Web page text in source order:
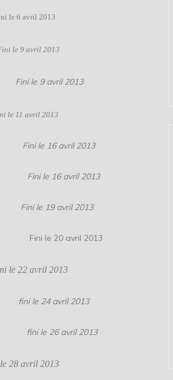
le 6 avril 2013
le 9 avril 2013
Fini le 9 avril 2013
le 11 avril 2013
Fini le 16 avril 2013
Fini le 16 avril 2013
avril 2013
le 20 avril 2013
le 22 avril 2013
fini le 24 avril 2013
fini le 26 avril 2013
28 avril 2013